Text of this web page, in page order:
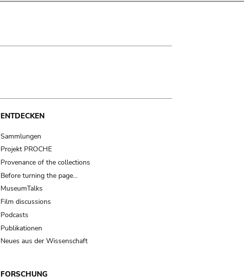
ENTDECKEN
Sammlungen
Projekt PROCHE
Provenance of the collections
Before turning the page…
MuseumTalks
Film discussions
Podcasts
Publikationen
Neues aus der Wissenschaft
FORSCHUNG